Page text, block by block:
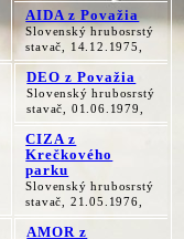
AIDA z Považia
Slovenský hrubosrstý
stavač, 14.12.1975,
DEO z Považia
Slovenský hrubosrstý
stavač, 01.06.1979,
CIZA z
Krečkového
parku
Slovenský hrubosrstý
stavač, 21.05.1976,
AMOR z